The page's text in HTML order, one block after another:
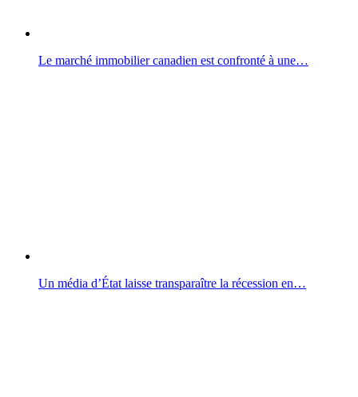
Le marché immobilier canadien est confronté à une…
Un média d’État laisse transparaître la récession en…